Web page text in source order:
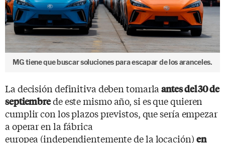
MG tiene que buscar soluciones para escapar de los aranceles.
La decisión definitiva deben tomarlaantes del 30 de
septiembrede este mismo año, si es que quieren
cumplir con los plazos previstos, que sería empezar
a operar en la fábrica
europea (independientemente de la locación) en